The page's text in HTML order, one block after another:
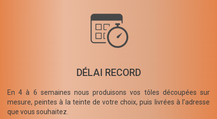
DÉLAI RECORD
En 4 à 6 semaines nous produisons vos tôles découpées sur
mesure, peintes à la teinte de votre choix, puis livrées à l’adresse
que vous souhaitez.